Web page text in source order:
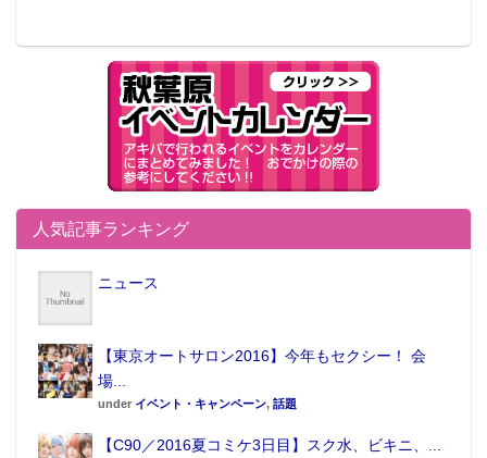
人気記事ランキング
ニュース
【東京オートサロン2016】今年もセクシー！ 会
場...
under イベント・キャンペーン, 話題
【C90／2016夏コミケ3日目】スク水、ビキニ、...